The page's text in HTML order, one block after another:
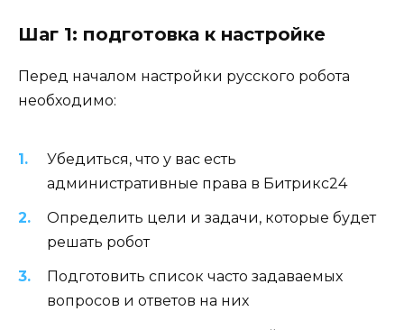
Шаг 1: подготовка к настройке
Перед началом настройки русского робота
необходимо:
Убедиться, что у вас есть
административные права в Битрикс24
Определить цели и задачи, которые будет
решать робот
Подготовить список часто задаваемых
вопросов и ответов на них